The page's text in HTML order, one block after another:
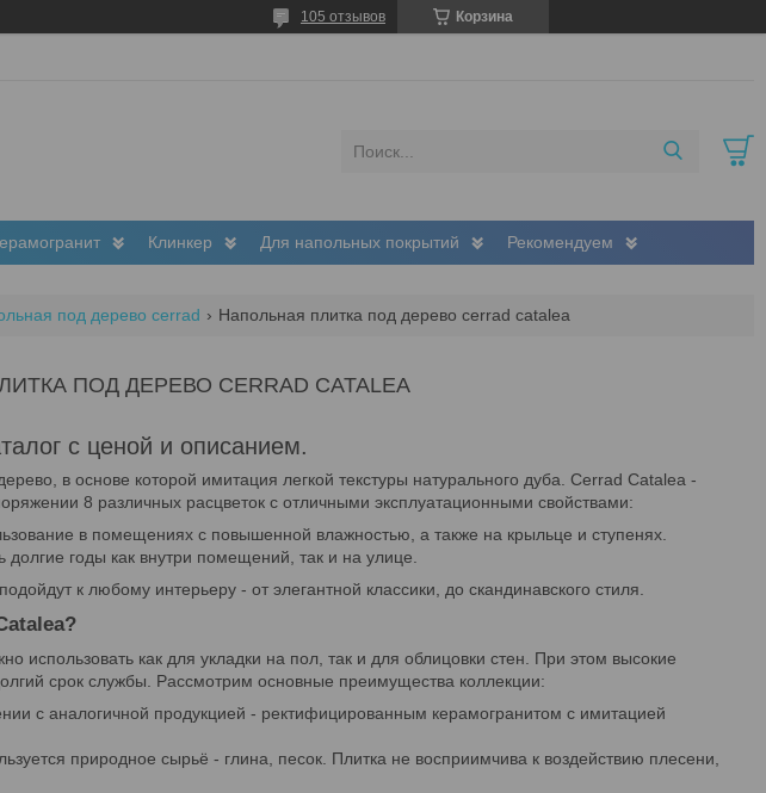
Корзина
105 отзывов
Клинкер Для напольных покрытий Рекомендуем
под дерево cerrad Напольная плитка под дерево cerrad catalea
ПОД ДЕРЕВО CERRAD CATALEA
с ценой и описанием.
в основе которой имитация легкой текстуры натурального дуба. Cerrad Catalea -
8 различных расцветок с отличными эксплуатационными свойствами:
в помещениях с повышенной влажностью, а также на крыльце и ступенях.
долгие годы как внутри помещений, так и на улице.
к любому интерьеру - от элегантной классики, до скандинавского стиля.
использовать как для укладки на пол, так и для облицовки стен. При этом высокие
срок службы. Рассмотрим основные преимущества коллекции:
с аналогичной продукцией - ректифицированным керамогранитом с имитацией
природное сырьё - глина, песок. Плитка не восприимчива к воздействию плесени,